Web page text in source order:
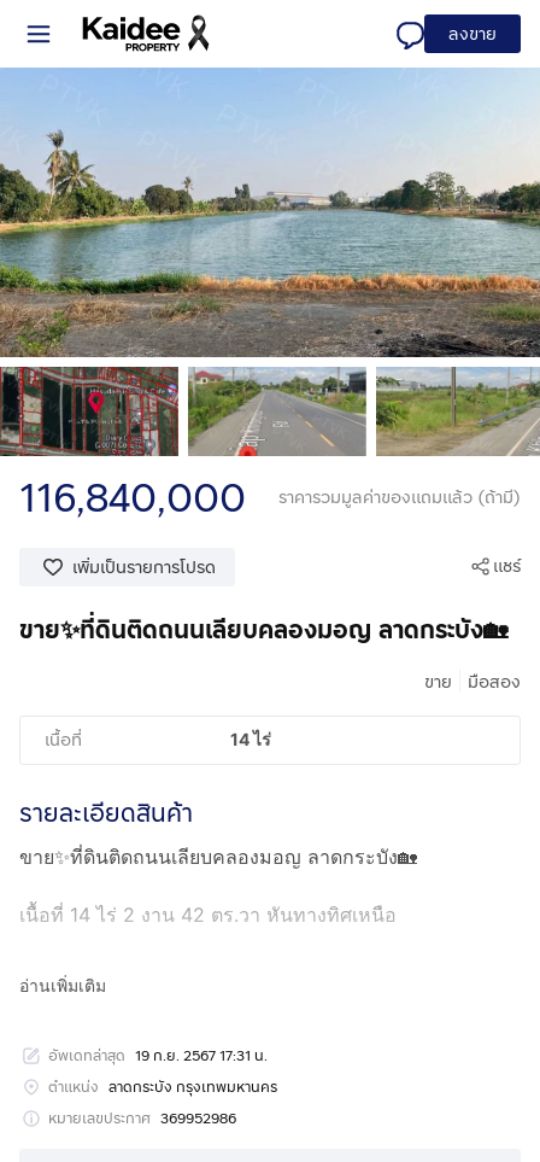
ลงขาย
116,840,000 ราคารวมมูลค่าของแถมแล้ว (ถ้ามี)
เพิ่มเป็นรายการโปรด แชร์
ขาย✨ที่ดินติดถนนเลียบคลองมอญ ลาดกระบัง🏡
ขาย มือสอง
เนื้อที่ 14 ไร่
รายละเอียดสินค้า
ขาย✨ที่ดินติดถนนเลียบคลองมอญ ลาดกระบัง🏡
เนื้อที่ 14 ไร่ 2 งาน 42 ตร.วา หันทางทิศเหนือ
*แถวม.กรุงเทพสุวรรณภูมิ
*สนามบินสุวรรณภูมิ
ถ. เลียบคลองมอญ ลาดกระบัง กรุงเทพมหานคร
อ่านเพิ่มเติม
อัพเดทล่าสุด 19 ก.ย. 2567 17:31 น.
ตำแหน่ง ลาดกระบัง กรุงเทพมหานคร
หมายเลขประกาศ 369952986